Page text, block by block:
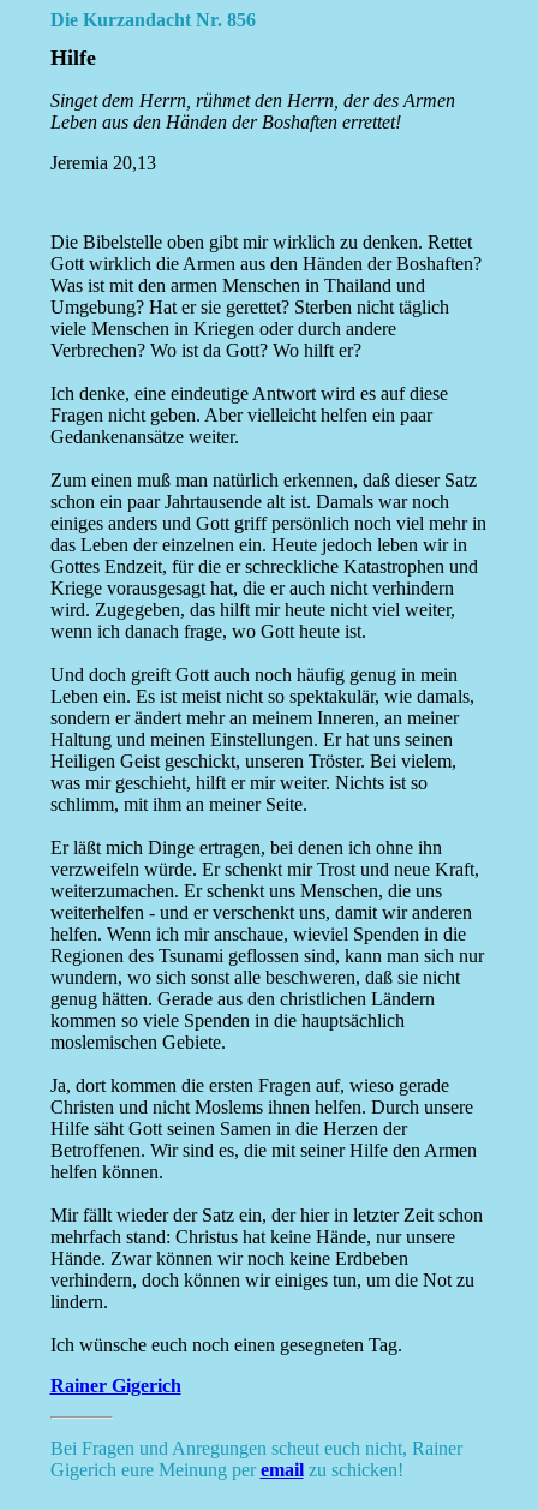
Die Kurzandacht Nr. 856
Hilfe
Singet dem Herrn, rühmet den Herrn, der des Armen
Leben aus den Händen der Boshaften errettet!
Jeremia 20,13
Die Bibelstelle oben gibt mir wirklich zu denken. Rettet
Gott wirklich die Armen aus den Händen der Boshaften?
Was ist mit den armen Menschen in Thailand und
Umgebung? Hat er sie gerettet? Sterben nicht täglich
viele Menschen in Kriegen oder durch andere
Verbrechen? Wo ist da Gott? Wo hilft er?
Ich denke, eine eindeutige Antwort wird es auf diese
Fragen nicht geben. Aber vielleicht helfen ein paar
Gedankenansätze weiter.
Zum einen muß man natürlich erkennen, daß dieser Satz
schon ein paar Jahrtausende alt ist. Damals war noch
einiges anders und Gott griff persönlich noch viel mehr in
das Leben der einzelnen ein. Heute jedoch leben wir in
Gottes Endzeit, für die er schreckliche Katastrophen und
Kriege vorausgesagt hat, die er auch nicht verhindern
wird. Zugegeben, das hilft mir heute nicht viel weiter,
wenn ich danach frage, wo Gott heute ist.
Und doch greift Gott auch noch häufig genug in mein
Leben ein. Es ist meist nicht so spektakulär, wie damals,
sondern er ändert mehr an meinem Inneren, an meiner
Haltung und meinen Einstellungen. Er hat uns seinen
Heiligen Geist geschickt, unseren Tröster. Bei vielem,
was mir geschieht, hilft er mir weiter. Nichts ist so
schlimm, mit ihm an meiner Seite.
Er läßt mich Dinge ertragen, bei denen ich ohne ihn
verzweifeln würde. Er schenkt mir Trost und neue Kraft,
weiterzumachen. Er schenkt uns Menschen, die uns
weiterhelfen - und er verschenkt uns, damit wir anderen
helfen. Wenn ich mir anschaue, wieviel Spenden in die
Regionen des Tsunami geflossen sind, kann man sich nur
wundern, wo sich sonst alle beschweren, daß sie nicht
genug hätten. Gerade aus den christlichen Ländern
kommen so viele Spenden in die hauptsächlich
moslemischen Gebiete.
Ja, dort kommen die ersten Fragen auf, wieso gerade
Christen und nicht Moslems ihnen helfen. Durch unsere
Hilfe säht Gott seinen Samen in die Herzen der
Betroffenen. Wir sind es, die mit seiner Hilfe den Armen
helfen können.
Mir fällt wieder der Satz ein, der hier in letzter Zeit schon
mehrfach stand: Christus hat keine Hände, nur unsere
Hände. Zwar können wir noch keine Erdbeben
verhindern, doch können wir einiges tun, um die Not zu
lindern.
Ich wünsche euch noch einen gesegneten Tag.
Rainer Gigerich
Bei Fragen und Anregungen scheut euch nicht, Rainer
Gigerich eure Meinung peremailzu schicken!